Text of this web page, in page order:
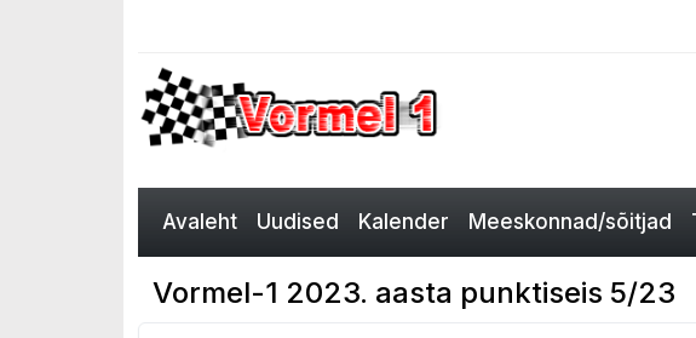
Avaleht Uudised Kalender Meeskonnad/sõitjad
Vormel-1 2023. aasta punktiseis 5/23